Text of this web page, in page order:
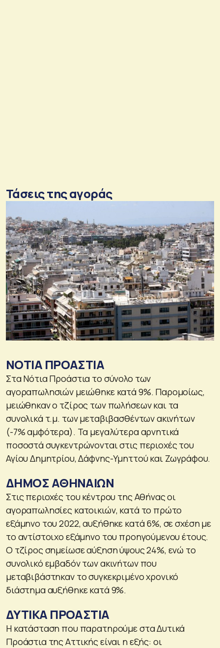
Τάσεις της αγοράς
ΝΟΤΙΑ ΠΡΟΑΣΤΙΑ
Στα Νότια Προάστια το σύνολο των
αγοραπωλησιών μειώθηκε κατά 9%. Παρομοίως,
μειώθηκαν ο τζίρος των πωλήσεων και τα
συνολικά τ.μ. των μεταβιβασθέντων ακινήτων
(-7% αμφότερα). Τα μεγαλύτερα αρνητικά
ποσοστά συγκεντρώνονται στις περιοχές του
Αγίου Δημητρίου, Δάφνης-Υμηττού και Ζωγράφου.
ΔΗΜΟΣ ΑΘΗΝΑΙΩΝ
Στις περιοχές του κέντρου της Αθήνας οι
αγοραπωλησίες κατοικιών, κατά το πρώτο
εξάμηνο του 2022, αυξήθηκε κατά 6%, σε σχέση με
το αντίστοιχο εξάμηνο του προηγούμενου έτους.
Ο τζίρος σημείωσε αύξηση ύψους 24%, ενώ το
συνολικό εμβαδόν των ακινήτων που
μεταβιβάστηκαν το συγκεκριμένο χρονικό
διάστημα αυξήθηκε κατά 9%.
ΔΥΤΙΚΑ ΠΡΟΑΣΤΙΑ
Η κατάσταση που παρατηρούμε στα Δυτικά
Προάστια της Αττικής είναι η εξής: οι